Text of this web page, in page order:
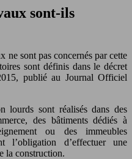
sont-ils
ne sont pas concernés par cette
sont définis dans le décret
publié au Journal Officiel
lourds sont réalisés dans des
des bâtiments dédiés à
ou des immeubles
l’obligation d’effectuer une
la construction.